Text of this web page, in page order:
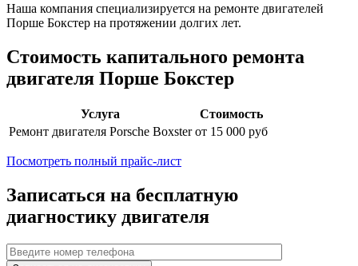
Наша компания специализируется на ремонте двигателей
Порше Бокстер на протяжении долгих лет.
Стоимость капитального ремонта
двигателя Порше Бокстер
Услуга
Стоимость
Ремонт двигателя Porsche Boxster от 15 000 руб
Посмотреть полный прайс-лист
Записаться на бесплатную
диагностику двигателя